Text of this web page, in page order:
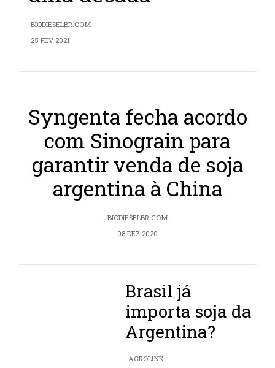
BIODIESELBR.COM
25 FEV 2021
Syngenta fecha acordo
com Sinograin para
garantir venda de soja
argentina à China
BIODIESELBR.COM
08 DEZ 2020
Brasil já
importa soja da
Argentina?
AGROLINK